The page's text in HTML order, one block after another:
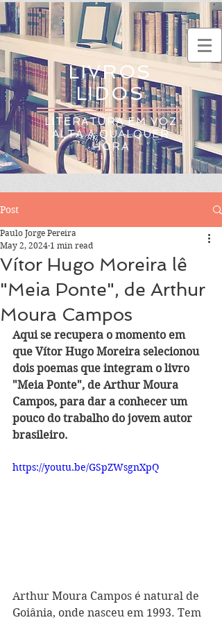
LIVROS
LIDOS
LITERATURA EM VOZ
ALTA A QUALQUER
HORA
Post
Vítor Hugo Moreira lê
"Meia Ponte", de Arthur
Moura Campos
Paulo Jorge Pereira
May 2, 2024 1 min read
Aqui se recupera o momento em
que Vítor Hugo Moreira selecionou
dois poemas que integram o livro
"Meia Ponte", de Arthur Moura
Campos, para dar a conhecer um
pouco do trabalho do jovem autor
brasileiro.
https://youtu.be/GSpZWsgnXpQ
Arthur Moura Campos é natural de
Goiânia, onde nasceu em 1993. Tem